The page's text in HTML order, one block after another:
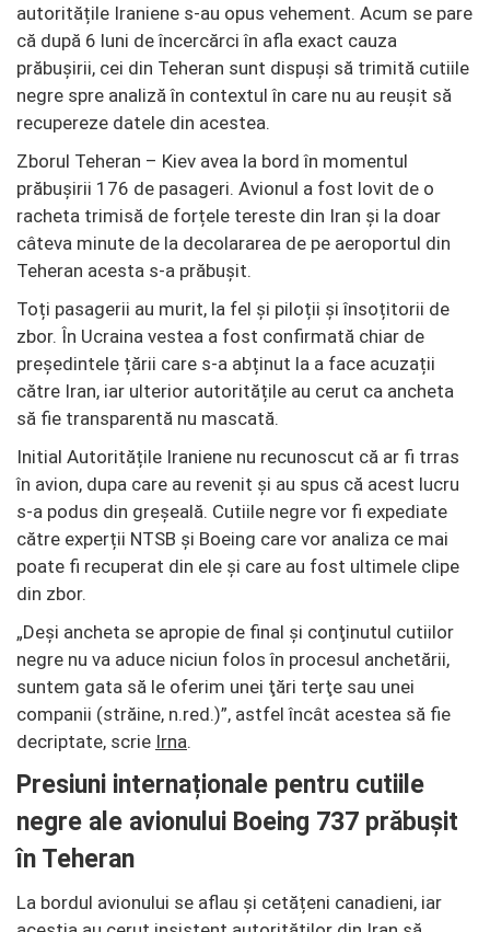
autoritățile Iraniene s-au opus vehement. Acum se pare
că după 6 luni de încercărci în afla exact cauza
prăbușirii, cei din Teheran sunt dispuși să trimită cutiile
negre spre analiză în contextul în care nu au reușit să
recupereze datele din acestea.
Zborul Teheran – Kiev avea la bord în momentul
prăbușirii 176 de pasageri. Avionul a fost lovit de o
racheta trimisă de forțele tereste din Iran și la doar
câteva minute de la decolararea de pe aeroportul din
Teheran acesta s-a prăbușit.
Toți pasagerii au murit, la fel și piloții și însoțitorii de
zbor. În Ucraina vestea a fost confirmată chiar de
președintele țării care s-a abținut la a face acuzații
către Iran, iar ulterior autoritățile au cerut ca ancheta
să fie transparentă nu mascată.
Initial Autoritățile Iraniene nu recunoscut că ar fi trras
în avion, dupa care au revenit și au spus că acest lucru
s-a podus din greșeală. Cutiile negre vor fi expediate
către experții NTSB și Boeing care vor analiza ce mai
poate fi recuperat din ele și care au fost ultimele clipe
din zbor.
„Deşi ancheta se apropie de final şi conţinutul cutiilor
negre nu va aduce niciun folos în procesul anchetării,
suntem gata să le oferim unei ţări terţe sau unei
companii (străine, n.red.)”, astfel încât acestea să fie
decriptate, scrie Irna.
Presiuni internaționale pentru cutiile
negre ale avionului Boeing 737 prăbușit
în Teheran
La bordul avionului se aflau și cetățeni canadieni, iar